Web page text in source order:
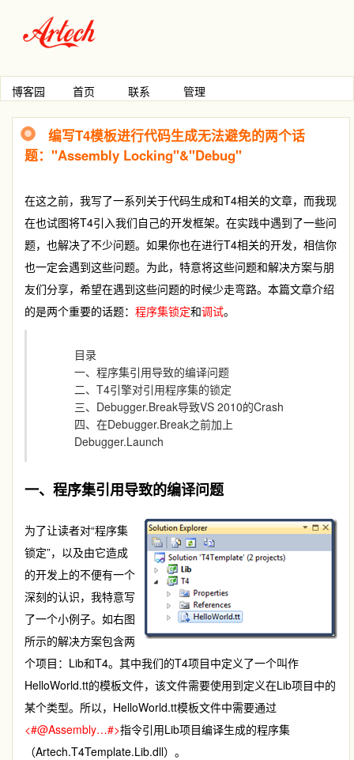
博客园 首页 联系 管理
编写T4模板进行代码生成无法避免的两个话
题："Assembly Locking"&"Debug"
在这之前，我写了一系列关于代码生成和T4相关的文章，而我现
在也试图将T4引入我们自己的开发框架。在实践中遇到了一些问
题，也解决了不少问题。如果你也在进行T4相关的开发，相信你
也一定会遇到这些问题。为此，特意将这些问题和解决方案与朋
友们分享，希望在遇到这些问题的时候少走弯路。本篇文章介绍
的是两个重要的话题： 程序集锁定和调试。
目录
一、程序集引用导致的编译问题
二、T4引擎对引用程序集的锁定
三、Debugger.Break导致VS 2010的Crash
四、在Debugger.Break之前加上
Debugger.Launch
一、程序集引用导致的编译问题
为了让读者对“程序集
锁定”，以及由它造成
的开发上的不便有一个
深刻的认识，我特意写
了一个小例子。如右图
所示的解决方案包含两
个项目：Lib和T4。其中我们的T4项目中定义了一个叫作
HelloWorld.tt的模板文件，该文件需要使用到定义在Lib项目中的
某个类型。所以，HelloWorld.tt模板文件中需要通过
<#@Assembly…#>指令引用Lib项目编译生成的程序集
（Artech.T4Template.Lib.dll）。